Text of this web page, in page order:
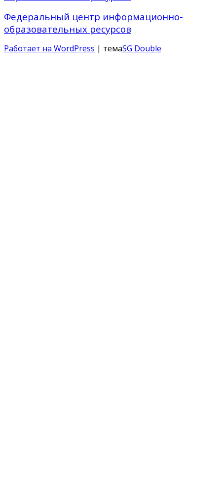
Федеральный центр информационно-
образовательных ресурсов
Работает на WordPress | темаSG Double